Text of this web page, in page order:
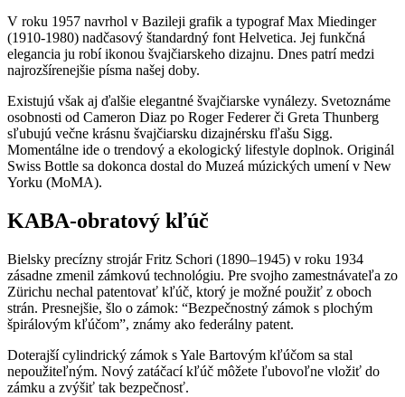
V roku 1957 navrhol v Bazileji grafik a typograf Max Miedinger
(1910-1980) nadčasový štandardný font Helvetica. Jej funkčná
elegancia ju robí ikonou švajčiarskeho dizajnu. Dnes patrí medzi
najrozšírenejšie písma našej doby.
Existujú však aj ďalšie elegantné švajčiarske vynálezy. Svetoznáme
osobnosti od Cameron Diaz po Roger Federer či Greta Thunberg
sľubujú večne krásnu švajčiarsku dizajnérsku fľašu Sigg.
Momentálne ide o trendový a ekologický lifestyle doplnok. Originál
Swiss Bottle sa dokonca dostal do Muzeá múzických umení v New
Yorku (MoMA).
KABA-obratový kľúč
Bielsky precízny strojár Fritz Schori (1890–1945) v roku 1934
zásadne zmenil zámkovú technológiu. Pre svojho zamestnávateľa zo
Zürichu nechal patentovať kľúč, ktorý je možné použiť z oboch
strán. Presnejšie, šlo o zámok: “Bezpečnostný zámok s plochým
špirálovým kľúčom”, známy ako federálny patent.
Doterajší cylindrický zámok s Yale Bartovým kľúčom sa stal
nepoužiteľným. Nový zatáčací kľúč môžete ľubovoľne vložiť do
zámku a zvýšiť tak bezpečnosť.